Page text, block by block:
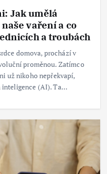
Jak umělá
vaření a co
a troubách
domova, prochází v
proměnou. Zatímco
už nikoho nepřekvapí,
inteligence (AI). Ta…